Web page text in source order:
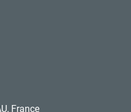
France